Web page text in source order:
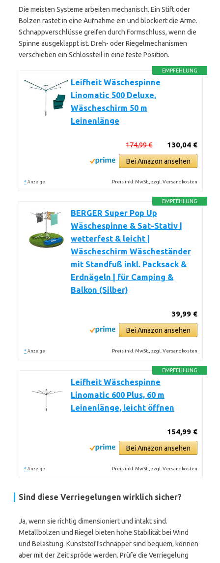
Die meisten Systeme arbeiten mechanisch. Ein Stift oder
Bolzen rastet in eine Aufnahme ein und blockiert die Arme.
Schnappverschlüsse greifen durch Formschluss, wenn die
Spinne ausgeklappt ist. Dreh- oder Riegelmechanismen
verschieben ein Schlossteil in eine feste Position.
EMPFEHLUNG
Leifheit Wäschespinne
Linomatic 500 Deluxe,
Wäscheschirm 50 m
Leinenlänge
130,04 €
174,99 €
Bei Amazon ansehen
* Anzeige Preis inkl. MwSt., zzgl. Versandkosten
EMPFEHLUNG
BERGER Super Pop Up
Wäschespinne & Sat-Stativ |
wetterfest & leicht |
Wäscheschirm Wäscheständer
mit Standfuß inkl. Packsack &
Erdnägeln | für Camping &
Balkon (Silber)
39,99 €
Bei Amazon ansehen
* Anzeige Preis inkl. MwSt., zzgl. Versandkosten
EMPFEHLUNG
Leifheit Wäschespinne
Linomatic 600 Plus, 60 m
Leinenlänge, leicht öffnen
154,99 €
Bei Amazon ansehen
* Anzeige Preis inkl. MwSt., zzgl. Versandkosten
Sind diese Verriegelungen wirklich sicher?
Ja, wenn sie richtig dimensioniert und intakt sind.
Metallbolzen und Riegel bieten hohe Stabilität bei Wind
und Belastung. Kunststoffschnäpper sind bequem, können
aber mit der Zeit spröde werden. Prüfe die Verriegelung